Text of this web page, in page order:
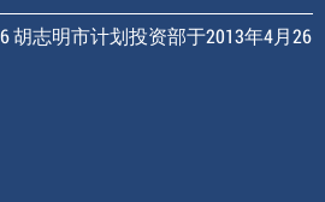
胡志明市计划投资部于2013年4月26